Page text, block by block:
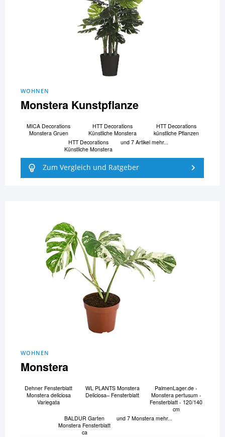
WOHNEN
Monstera Kunstpflanze
MICA Decorations
Monstera Gruen
HTT Decorations
Künstliche Monstera
HTT Decorations
künstliche Pflanzen
HTT Decorations
Künstliche Monstera
und 7 Artikel mehr...
Zum Vergleich und Ratgeber
WOHNEN
Monstera
Dehner Fensterblatt
Monstera deliciosa
Variegata
WL PLANTS Monstera
Deliciosa– Fensterblatt
PalmenLager.de -
Monstera pertusum -
Fensterblatt - 120/140
cm
BALDUR Garten
Monstera Fensterblatt
ca
und 7 Monstera mehr...